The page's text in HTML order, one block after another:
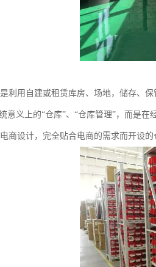
利用自建或租赁库房、场地，储存、
意义上的“仓库”、“仓库管理”，而是
商设计，完全贴合电商的需求而开设的